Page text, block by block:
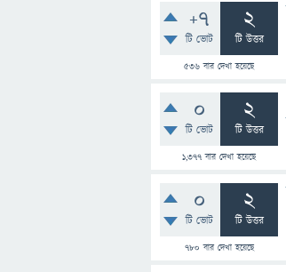
+7
টি ভোট
2
টি উত্তর
536 বার দেখা হয়েছে
0
টি ভোট
2
টি উত্তর
1,377 বার দেখা হয়েছে
0
টি ভোট
2
টি উত্তর
780 বার দেখা হয়েছে